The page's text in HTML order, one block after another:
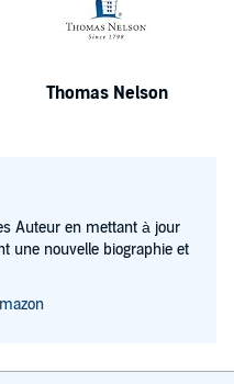
Thomas Nelson
Auteur en mettant à jour
une nouvelle biographie et